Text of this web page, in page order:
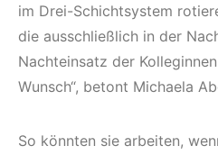
im Drei-Schichtsystem
die ausschließlich in der
Nachteinsatz der
Wunsch“, betont Michaela
So könnten sie arbeiten,